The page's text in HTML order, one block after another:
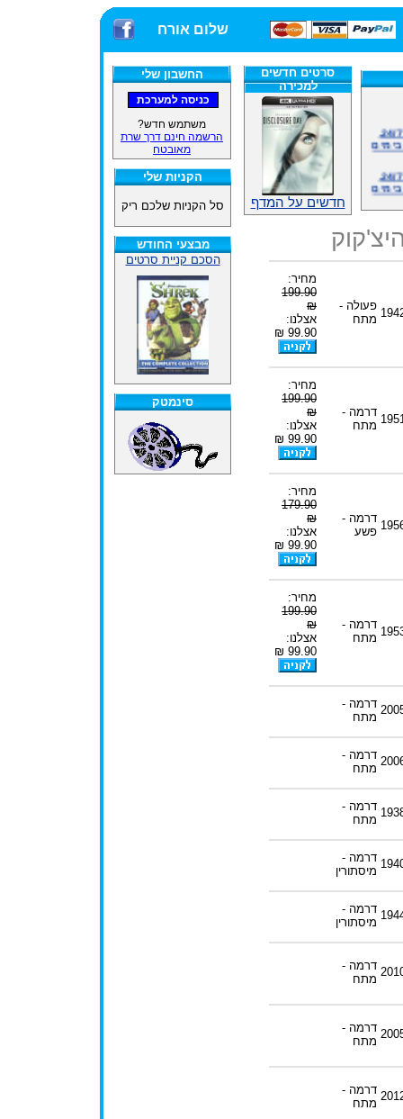
שלום אורח
החשבון שלי
משתמש חדש?
הרשמה חינם דרך שרת
מאובטח
הקניות שלי
סל הקניות שלכם ריק
מבצעי החודש
הסכם קניית סרטים
סינמטק
סרטים חדשים
למכירה
חדשים על המדף
פעולה -
מתח
מחיר:
199.90
₪
אצלנו:
99.90 ₪
דרמה -
מתח
מחיר:
199.90
₪
אצלנו:
99.90 ₪
דרמה -
פשע
מחיר:
179.90
₪
אצלנו:
99.90 ₪
דרמה -
מתח
מחיר:
199.90
₪
אצלנו:
99.90 ₪
דרמה -
מתח
דרמה -
מתח
דרמה -
מתח
דרמה -
מיסתורין
דרמה -
מיסתורין
דרמה -
מתח
דרמה -
מתח
דרמה -
מתח